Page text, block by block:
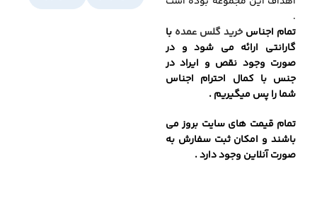
.
تمام اجناسخرید گلس عمده با
گارانتی ارائه می شود و در
صورت وجود نقص و ایراد در
جنس با کمال احترام اجناس
شما را پس میگیریم .
تمام قیمت های سایت بروز می
باشند و امکان ثبت سفارش به
صورت آنلاین وجود دارد .